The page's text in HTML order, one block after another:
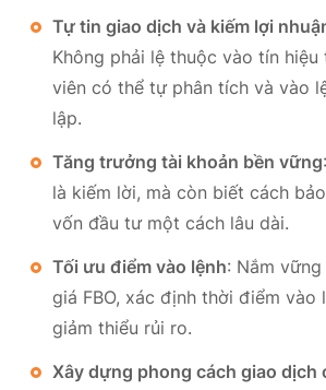
Tự tin giao dịch và kiếm lợi
Không phải lệ thuộc vào tín
viên có thể tự phân tích và vào
lập.
Tăng trưởng tài khoản bền vững
là kiếm lời, mà còn biết cách
vốn đầu tư một cách lâu dài.
Tối ưu điểm vào lệnh: Nắm
giá FBO, xác định thời điểm vào
giảm thiểu rủi ro.
Xây dựng phong cách giao dịch